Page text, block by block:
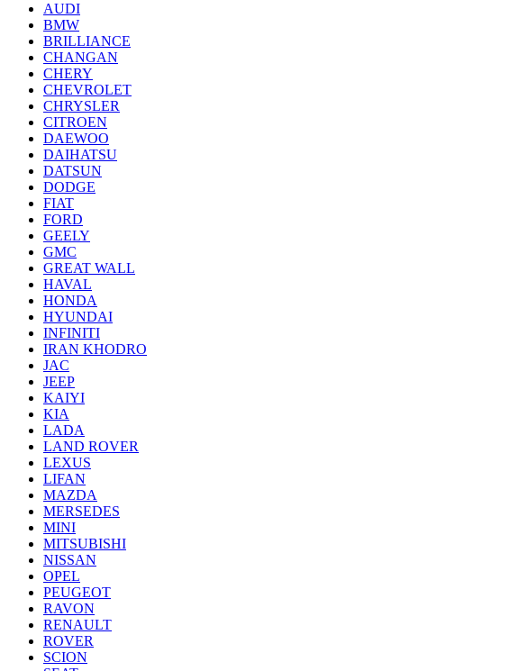
AUDI
BMW
BRILLIANCE
CHANGAN
CHERY
CHEVROLET
CHRYSLER
CITROEN
DAEWOO
DAIHATSU
DATSUN
DODGE
FIAT
FORD
GEELY
GMC
GREAT WALL
HAVAL
HONDA
HYUNDAI
INFINITI
IRAN KHODRO
JAC
JEEP
KAIYI
KIA
LADA
LAND ROVER
LEXUS
LIFAN
MAZDA
MERSEDES
MINI
MITSUBISHI
NISSAN
OPEL
PEUGEOT
RAVON
RENAULT
ROVER
SCION